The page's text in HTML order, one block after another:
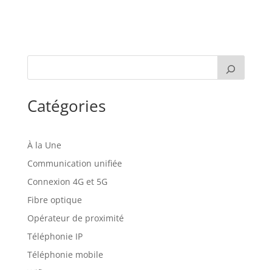
Catégories
À la Une
Communication unifiée
Connexion 4G et 5G
Fibre optique
Opérateur de proximité
Téléphonie IP
Téléphonie mobile